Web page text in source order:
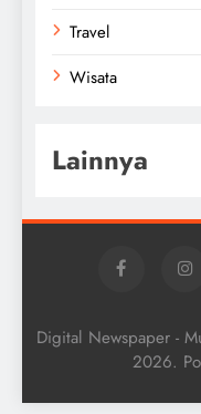
Travel
Wisata
Lainnya
Digital Newspaper -
2026.